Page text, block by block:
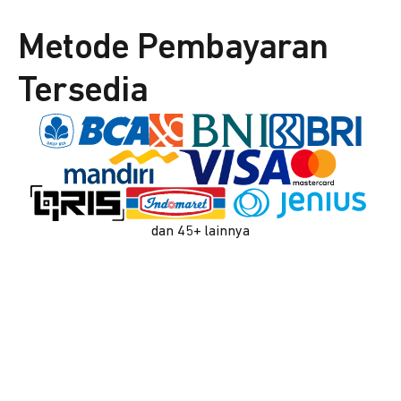
Metode Pembayaran
Tersedia
dan 45+ lainnya